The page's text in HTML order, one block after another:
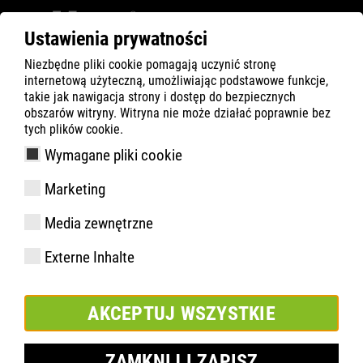
Ustawienia prywatności
Niezbędne pliki cookie pomagają uczynić stronę
internetową użyteczną, umożliwiając podstawowe funkcje,
takie jak nawigacja strony i dostęp do bezpiecznych
obszarów witryny. Witryna nie może działać poprawnie bez
tych plików cookie.
Wymagane pliki cookie
Marketing
Media zewnętrzne
Externe Inhalte
AKCEPTUJ WSZYSTKIE
ATLAS Technologia
Materiały
Skóra nubukowa SOFT